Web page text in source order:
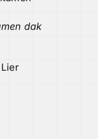
dak